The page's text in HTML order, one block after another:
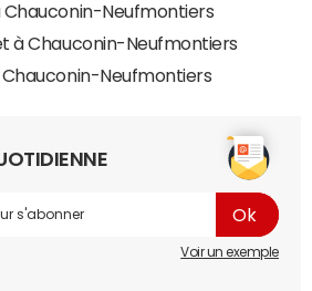
Chauconin-Neufmontiers
à Chauconin-Neufmontiers
Chauconin-Neufmontiers
Voir un exemple